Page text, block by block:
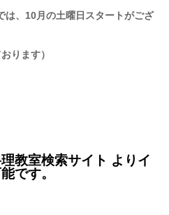
は、10月の土曜日スタートがござ
ります）
教室検索サイト よりイ
です。